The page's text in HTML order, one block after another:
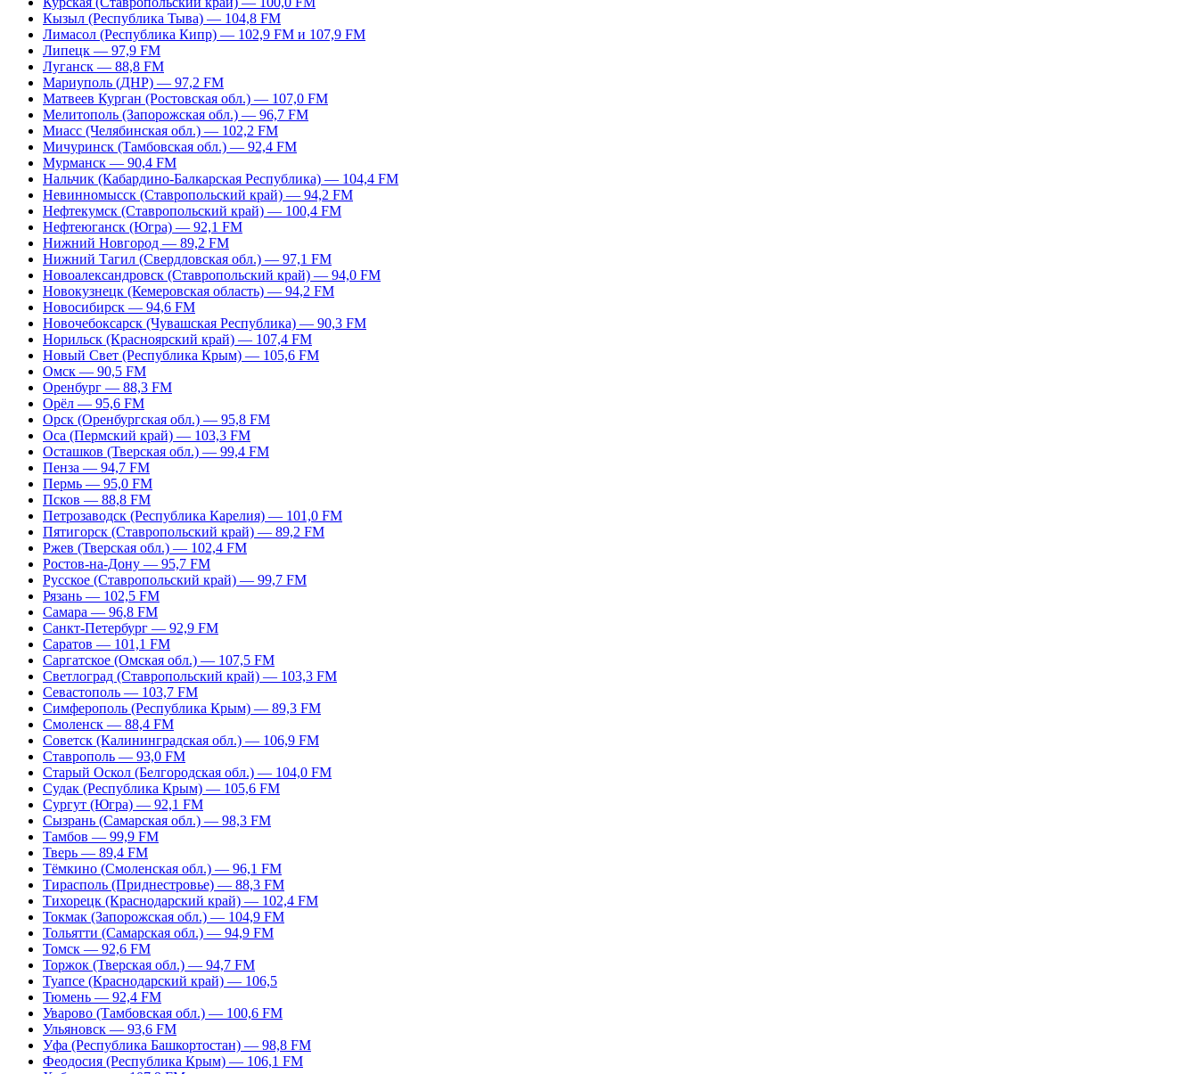
Кызыл (Республика Тыва) — 104,8 FM
Лимасол (Республика Кипр) — 102,9 FM и 107,9 FM
Липецк — 97,9 FM
Луганск — 88,8 FM
Мариуполь (ДНР) — 97,2 FM
Матвеев Курган (Ростовская обл.) — 107,0 FM
Мелитополь (Запорожская обл.) — 96,7 FM
Миасс (Челябинская обл.) — 102,2 FM
Мичуринск (Тамбовская обл.) — 92,4 FM
Мурманск — 90,4 FM
Нальчик (Кабардино-Балкарская Республика) — 104,4 FM
Невинномысск (Ставропольский край) — 94,2 FM
Нефтекумск (Ставропольский край) — 100,4 FM
Нефтеюганск (Югра) — 92,1 FM
Нижний Новгород — 89,2 FM
Нижний Тагил (Свердловская обл.) — 97,1 FM
Новоалександровск (Ставропольский край) — 94,0 FM
Новокузнецк (Кемеровская область) — 94,2 FM
Новосибирск — 94,6 FM
Новочебоксарск (Чувашская Республика) — 90,3 FM
Норильск (Красноярский край) — 107,4 FM
Новый Свет (Республика Крым) — 105,6 FM
Омск — 90,5 FM
Оренбург — 88,3 FM
Орёл — 95,6 FM
Орск (Оренбургская обл.) — 95,8 FM
Оса (Пермский край) — 103,3 FM
Осташков (Тверская обл.) — 99,4 FM
Пенза — 94,7 FM
Пермь — 95,0 FM
Псков — 88,8 FM
Петрозаводск (Республика Карелия) — 101,0 FM
Пятигорск (Ставропольский край) — 89,2 FM
Ржев (Тверская обл.) — 102,4 FM
Ростов-на-Дону — 95,7 FM
Русское (Ставропольский край) — 99,7 FM
Рязань — 102,5 FM
Самара — 96,8 FM
Санкт-Петербург — 92,9 FM
Саратов — 101,1 FM
Саргатское (Омская обл.) — 107,5 FM
Светлоград (Ставропольский край) — 103,3 FM
Севастополь — 103,7 FM
Симферополь (Республика Крым) — 89,3 FM
Смоленск — 88,4 FM
Советск (Калининградская обл.) — 106,9 FM
Ставрополь — 93,0 FM
Старый Оскол (Белгородская обл.) — 104,0 FM
Судак (Республика Крым) — 105,6 FM
Сургут (Югра) — 92,1 FM
Сызрань (Самарская обл.) — 98,3 FM
Тамбов — 99,9 FM
Тверь — 89,4 FM
Тёмкино (Смоленская обл.) — 96,1 FM
Тирасполь (Приднестровье) — 88,3 FM
Тихорецк (Краснодарский край) — 102,4 FM
Токмак (Запорожская обл.) — 104,9 FM
Тольятти (Самарская обл.) — 94,9 FM
Томск — 92,6 FM
Торжок (Тверская обл.) — 94,7 FM
Туапсе (Краснодарский край) — 106,5
Тюмень — 92,4 FM
Уварово (Тамбовская обл.) — 100,6 FM
Ульяновск — 93,6 FM
Уфа (Республика Башкортостан) — 98,8 FM
Феодосия (Республика Крым) — 106,1 FM